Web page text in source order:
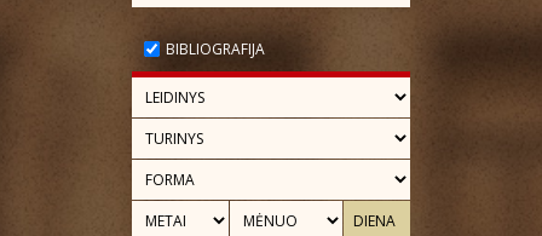
BIBLIOGRAFIJA